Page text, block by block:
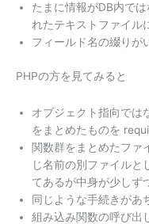
たまに情報がDB内で
れたテキストファイル
フィールド名の綴りが
PHPの方を見てみると
オブジェクト指向では
をまとめたものを
関数群をまとめたファ
じ名前の別ファイルと
てあるが中身が少しず
同じような手続きがあ
組み込み関数の呼び出